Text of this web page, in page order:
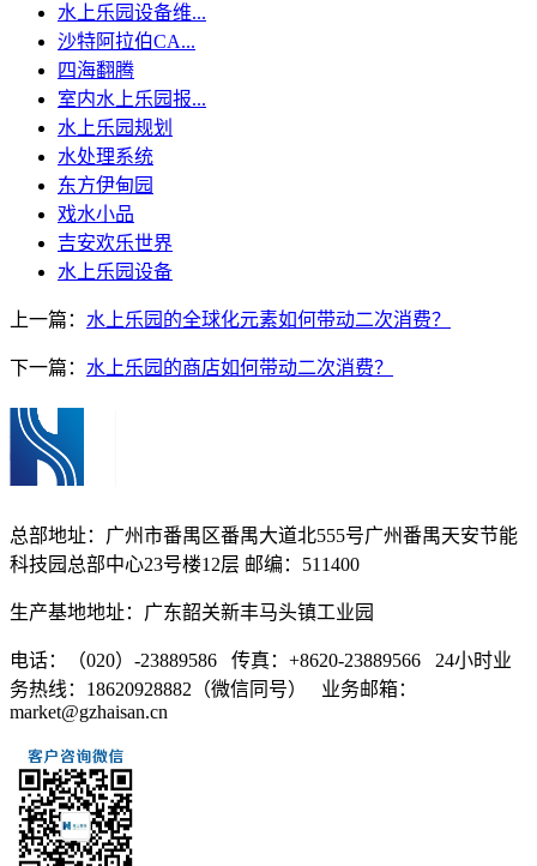
水上乐园设备维...
沙特阿拉伯CA...
四海翻腾
室内水上乐园报...
水上乐园规划
水处理系统
东方伊甸园
戏水小品
吉安欢乐世界
水上乐园设备
上一篇： 水上乐园的全球化元素如何带动二次消费？
下一篇： 水上乐园的商店如何带动二次消费？
总部地址：广州市番禺区番禺大道北555号广州番禺天安节能
科技园总部中心23号楼12层 邮编：511400
生产基地地址：广东韶关新丰马头镇工业园
电话：（020）-23889586 传真：+8620-23889566 24小时业
务热线：18620928882（微信同号） 业务邮箱：
market@gzhaisan.cn